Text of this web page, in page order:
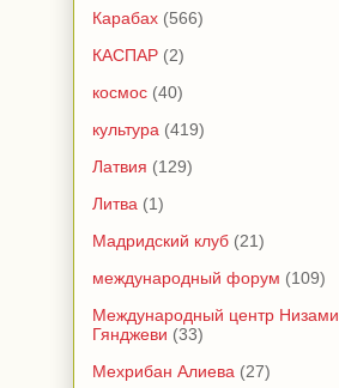
Карабах (566)
КАСПАР (2)
космос (40)
культура (419)
Латвия (129)
Литва (1)
Мадридский клуб (21)
международный форум (109)
Международный центр Низами
Гянджеви (33)
Мехрибан Алиева (27)